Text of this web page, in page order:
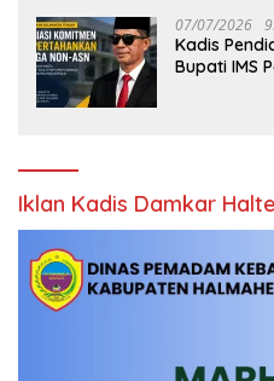
07/07/2026
Kadis
Bupati IMS
Iklan Kadis Damkar